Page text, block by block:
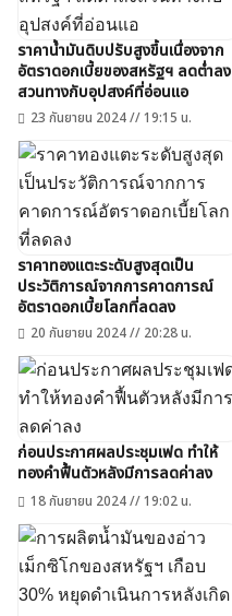
ราคาน้ำมันดิบปรับสูงขึ้นเนื่องจาก
อัตราดอกเบี้ยของสหรัฐฯ ลดต่ำลง
สวนทางกับอุปสงค์ที่อ่อนแอ
23 กันยายน 2024 // 19:15 น.
ราคาทองแตะระดับสูงสุดเป็น
ประวัติการณ์จากการคาดการณ์
อัตราดอกเบี้ยโลกที่ลดลง
20 กันยายน 2024 // 20:28 น.
ก่อนประกาศผลประชุมเฟด ทำให้
ทองคำฟื้นตัวหลังมีการลดค่าลง
18 กันยายน 2024 // 19:02 น.